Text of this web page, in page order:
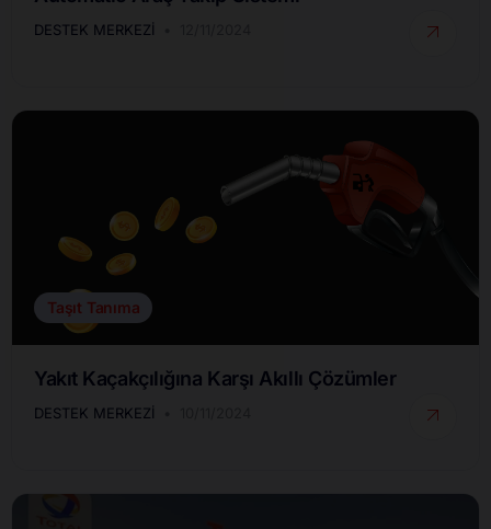
DESTEK MERKEZI
Taşıt Tanıma
Yakıt Kaçakçılığına Karşı Akıllı Çözümler
DESTEK MERKEZI